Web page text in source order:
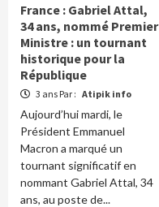
France : Gabriel Attal,
34 ans, nommé Premier
Ministre : un tournant
historique pour la
République
3 ans Par : Atipik info
Aujourd’hui mardi, le
Président Emmanuel
Macron a marqué un
tournant significatif en
nommant Gabriel Attal, 34
ans, au poste de...